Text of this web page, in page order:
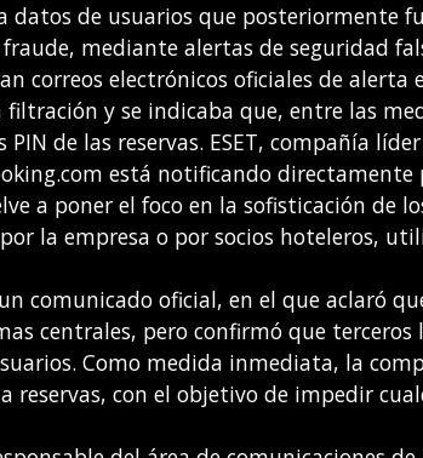
datos de usuarios que posteriormente
mediante alertas de seguridad
correos electrónicos oficiales de alerta
y se indicaba que, entre las
de las reservas. ESET, compañía
está notificando directamente
a poner el foco en la sofisticación de
la empresa o por socios hoteleros,
comunicado oficial, en el que aclaró
centrales, pero confirmó que terceros
Como medida inmediata, la
reservas, con el objetivo de impedir